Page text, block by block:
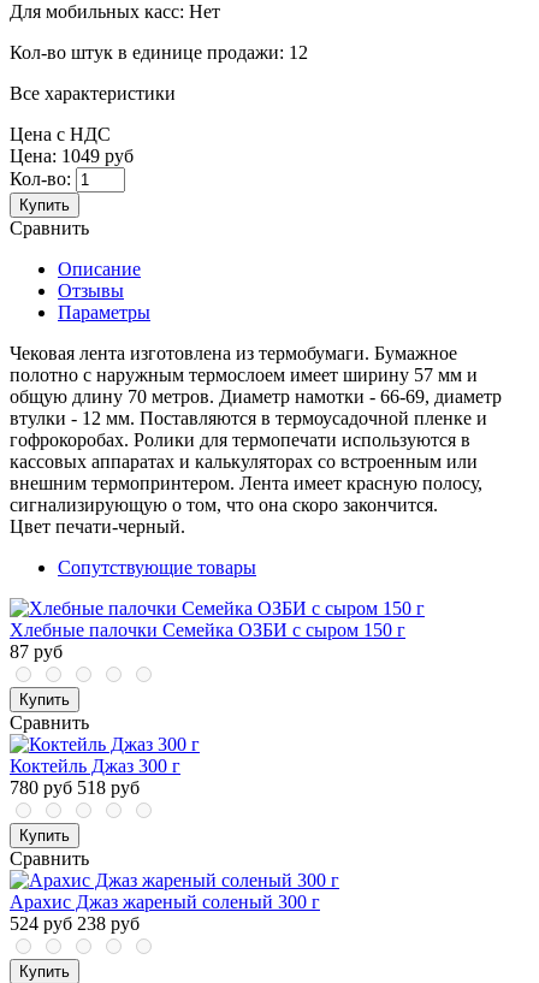
Для мобильных касс: Нет
Кол-во штук в единице продажи: 12
Все характеристики
Цена с НДС
Цена: 1049 руб
Кол-во:
Купить
Сравнить
Описание
Отзывы
Параметры
Чековая лента изготовлена из термобумаги. Бумажное
полотно с наружным термослоем имеет ширину 57 мм и
общую длину 70 метров. Диаметр намотки - 66-69, диаметр
втулки - 12 мм. Поставляются в термоусадочной пленке и
гофрокоробах. Ролики для термопечати используются в
кассовых аппаратах и калькуляторах со встроенным или
внешним термопринтером. Лента имеет красную полосу,
сигнализирующую о том, что она скоро закончится.
Цвет печати-черный.
Сопутствующие товары
Хлебные палочки Семейка ОЗБИ с сыром 150 г
87 руб
Купить
Сравнить
Коктейль Джаз 300 г
780 руб 518 руб
Купить
Сравнить
Арахис Джаз жареный соленый 300 г
524 руб 238 руб
Купить